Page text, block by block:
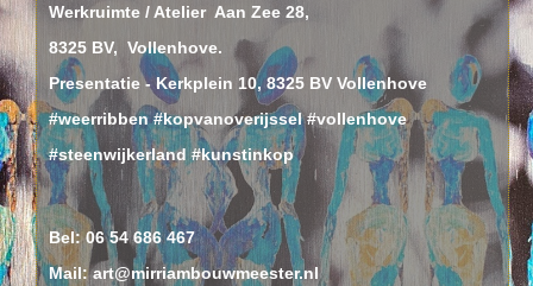
Werkruimte / Atelier Aan Zee 28,
8325 BV, Vollenhove.
Presentatie - Kerkplein 10, 8325 BV Vollenhove
#weerribben #kopvanoverijssel #vollenhove
#steenwijkerland #kunstinkop
Bel:06 54 686 467
Mail: art@mirriambouwmeester.nl